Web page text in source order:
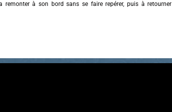
à son bord sans se faire repérer, puis à retourner